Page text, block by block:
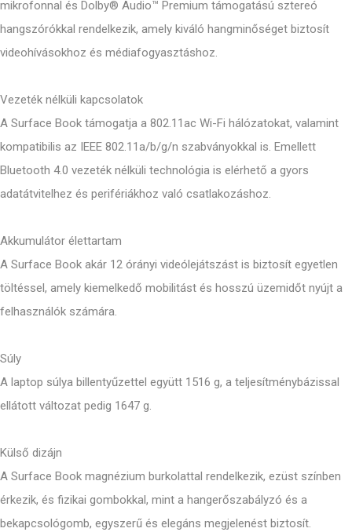
mikrofonnal és Dolby® Audio™ Premium támogatású sztereó
hangszórókkal rendelkezik, amely kiváló hangminőséget biztosít
videohívásokhoz és médiafogyasztáshoz.
Vezeték nélküli kapcsolatok
A Surface Book támogatja a 802.11ac Wi-Fi hálózatokat, valamint
kompatibilis az IEEE 802.11a/b/g/n szabványokkal is. Emellett
Bluetooth 4.0 vezeték nélküli technológia is elérhető a gyors
adatátvitelhez és perifériákhoz való csatlakozáshoz.
Akkumulátor élettartam
A Surface Book akár 12 órányi videólejátszást is biztosít egyetlen
töltéssel, amely kiemelkedő mobilitást és hosszú üzemidőt nyújt a
felhasználók számára.
Súly
A laptop súlya billentyűzettel együtt 1516 g, a teljesítménybázissal
ellátott változat pedig 1647 g.
Külső dizájn
A Surface Book magnézium burkolattal rendelkezik, ezüst színben
érkezik, és fizikai gombokkal, mint a hangerőszabályzó és a
bekapcsológomb, egyszerű és elegáns megjelenést biztosít.